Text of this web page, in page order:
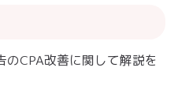
CPA改善に関して解説を